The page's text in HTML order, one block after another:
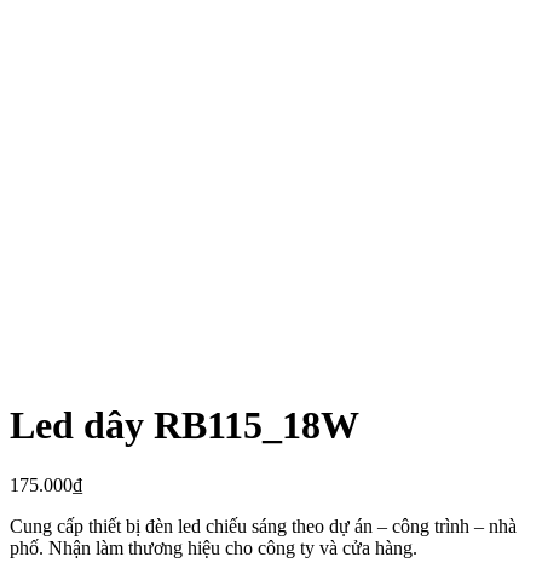
Led dây RB115_18W
175.000₫
Cung cấp thiết bị đèn led chiếu sáng theo dự án – công trình – nhà
phố. Nhận làm thương hiệu cho công ty và cửa hàng.